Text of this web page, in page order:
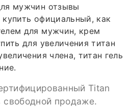
мужчин отзывы
купить официальный, как
для мужчин, крем
для увеличения титан
члена, титан гель
Titan
свободной продаже.